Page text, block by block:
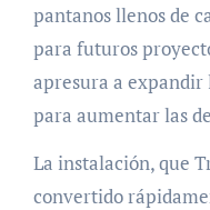
pantanos llenos de
para futuros
apresura a
para aumentar las
La instalación, que
convertido